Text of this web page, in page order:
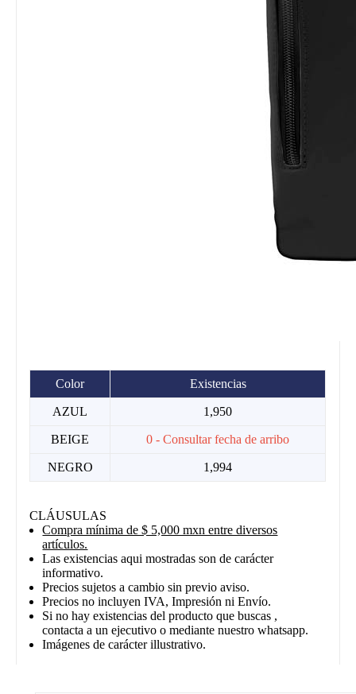
Color Existencias
AZUL 1,950
BEIGE 0 - Consultar fecha de arribo
NEGRO 1,994
CLÁUSULAS
Compra mínima de $ 5,000 mxn entre diversos
artículos.
Las existencias aqui mostradas son de carácter
informativo.
Precios sujetos a cambio sin previo aviso.
Precios no incluyen IVA, Impresión ni Envío.
Si no hay existencias del producto que buscas ,
contacta a un ejecutivo o mediante nuestro whatsapp.
Imágenes de carácter illustrativo.